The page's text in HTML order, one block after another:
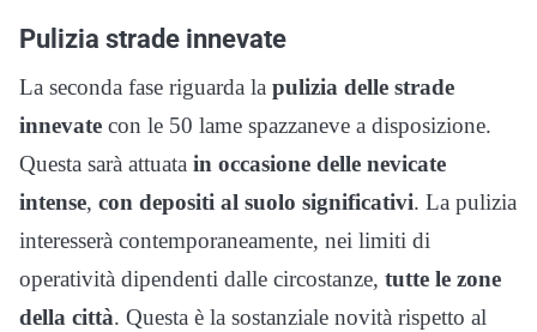
Pulizia strade innevate
La seconda fase riguarda la pulizia delle strade
innevate con le 50 lame spazzaneve a disposizione.
Questa sarà attuata in occasione delle nevicate
intense, con depositi al suolo significativi. La pulizia
interesserà contemporaneamente, nei limiti di
operatività dipendenti dalle circostanze, tutte le zone
della città. Questa è la sostanziale novità rispetto al